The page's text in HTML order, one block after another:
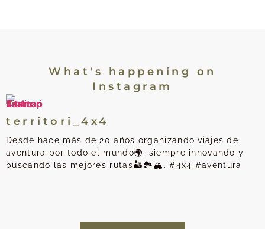
What's happening on
Instagram
territori_4x4
Desde hace más de 20 años organizando viajes de
aventura por todo el mundo🌍, siempre innovando y
buscando las mejores rutas🏜️🏞️🏔️. #4x4 #aventura